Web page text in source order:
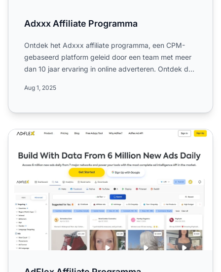
Adxxx Affiliate Programma
Ontdek het Adxxx affiliate programma, een CPM-
gebaseerd platform geleid door een team met meer
dan 10 jaar ervaring in online adverteren. Ontdek de
Aug 1, 2025
AdFlex Affiliate Programma